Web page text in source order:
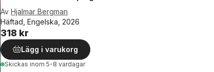
Av Hjalmar Bergman
Häftad, Engelska, 2026
318 kr
Lägg i varukorg
Skickas inom 5-8 vardagar